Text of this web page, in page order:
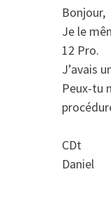
Bonjour,
Je le
12 Pro.
J’avais
Peux-tu
CDt
Daniel